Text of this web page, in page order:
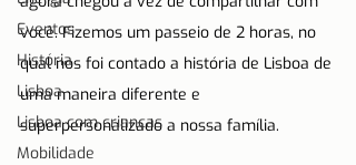
Eventos
História
Lisboa
Lisboa com crianças
Mobilidade
você. Fizemos um passeio de 2 horas, no
qual nos foi contado a história de Lisboa de
uma maneira diferente e
superpersonalizado a nossa família.